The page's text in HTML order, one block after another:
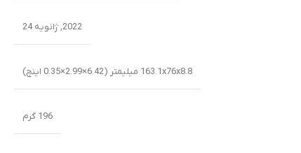
2022, ژانویه 24
163.1x76x8.8 میلیمتر (6.42×2.99×0.35 اینچ)
196 گرم